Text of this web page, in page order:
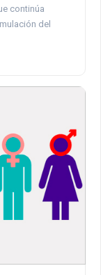
continúa
del